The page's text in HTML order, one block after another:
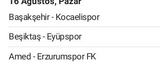
Başakşehir - Kocaelispor
Beşiktaş - Eyüpspor
Amed - Erzurumspor FK